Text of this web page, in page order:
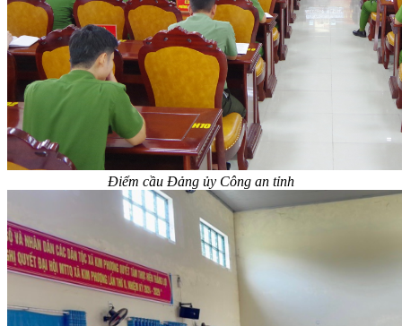
Điểm cầu Đảng ủy Công an tỉnh